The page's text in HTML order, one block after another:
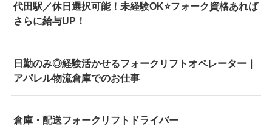
代田駅／休日選択可能！未経験OK⭐フォーク資格あれば
さらに給与UP！
日勤のみ◎経験活かせるフォークリフトオペレーター｜
アパレル物流倉庫でのお仕事
倉庫・配送フォークリフトドライバー